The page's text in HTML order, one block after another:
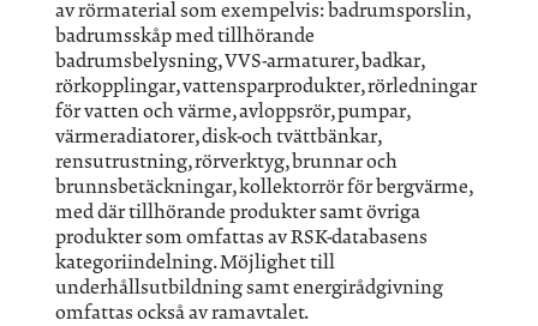
av rörmaterial som exempelvis: badrumsporslin,
badrumsskåp med tillhörande
badrumsbelysning, VVS-armaturer, badkar,
rörkopplingar, vattensparprodukter, rörledningar
för vatten och värme, avloppsrör, pumpar,
värmeradiatorer, disk-och tvättbänkar,
rensutrustning, rörverktyg, brunnar och
brunnsbetäckningar, kollektorrör för bergvärme,
med där tillhörande produkter samt övriga
produkter som omfattas av RSK-databasens
kategoriindelning. Möjlighet till
underhållsutbildning samt energirådgivning
omfattas också av ramavtalet.